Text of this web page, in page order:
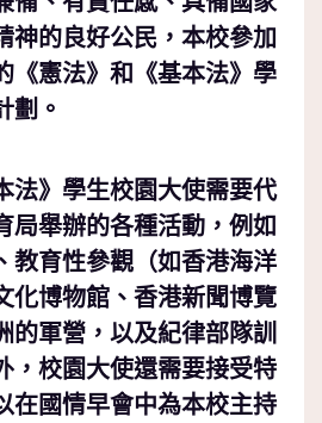
神的良好公民，本校參加
《憲法》和《基本法》學
劃。
法》學生校園大使需要代
局舉辦的各種活動，例如
教育性參觀（如香港海洋
化博物館、香港新聞博覽
的軍營，以及紀律部隊訓
，校園大使還需要接受特
在國情早會中為本校主持